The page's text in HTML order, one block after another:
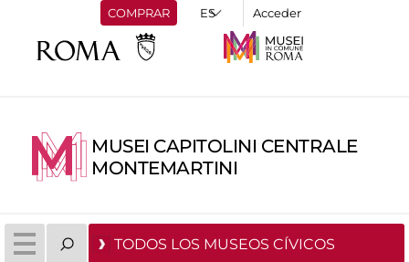
COMPRAR Acceder
MUSEI CAPITOLINI CENTRALE
MONTEMARTINI
TODOS LOS MUSEOS CÍVICOS